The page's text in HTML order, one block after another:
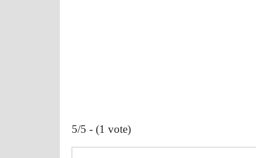
5/5 - (1 vote)